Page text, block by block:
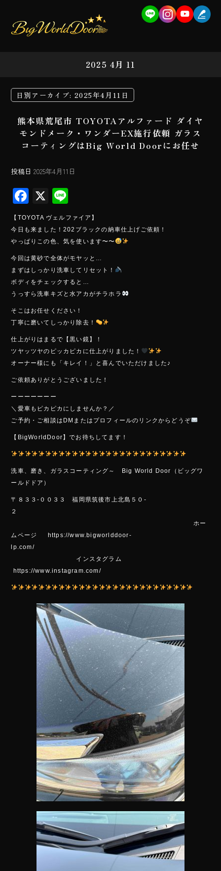
2025 4月 11
日別アーカイブ: 2025年4月11日
熊本県荒尾市 TOYOTAアルファード ダイヤ
モンドメーク・ワンダーEX施行依頼 ガラス
コーティングはBig World Doorにお任せ
投稿日 2025年4月11日
F
ac
e
b
o
ok
X
ne
【TOYOTA ヴェルファイア】
今日も来ました！202ブラックの納車仕上げご依頼！
やっぱりこの色、気を使います〜〜
今回は黄砂で全体がモヤッと…
まずはしっかり洗車してリセット！
ボディをチェックすると…
うっすら洗車キズと水アカがチラホラ
そこはお任せください！
丁寧に磨いてしっかり除去！
仕上がりはまるで【黒い鏡】！
ツヤッツヤのピッカピカに仕上がりました！
オーナー様にも「キレイ！」と喜んでいただけました♪
ご依頼ありがとうございました！
ーーーーーーー
＼愛車もピカピカにしませんか？／
ご予約・ご相談はDMまたはプロフィールのリンクからどうぞ
【BigWorldDoor】でお待ちしてます！
洗車、磨き、ガラスコーティング～ Big World Door（ビッグワ
ールドドア）
〒８３３-００３３ 福岡県筑後市上北島５０-
２
ホー
ムページ https://www.bigworlddoor-
lp.com/
インスタグラム
https://www.instagram.com/